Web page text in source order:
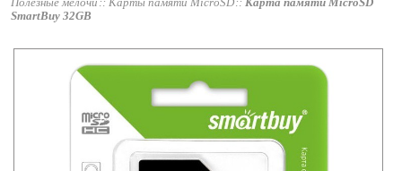
Полезные мелочи Карты памяти MicroSD
Карта памяти MicroSD
SmartBuy 32GB